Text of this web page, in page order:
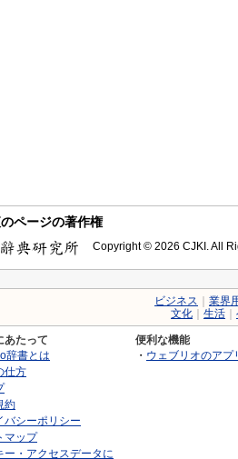
ページの著作権
Copyright © 2026 CJKI. All
ビジネス 業界
文化
生活
あたって
辞書とは
仕方
約
バシーポリシー
マップ
ー・アクセスデータに
便利な機能
・ ウェブリオのアプ